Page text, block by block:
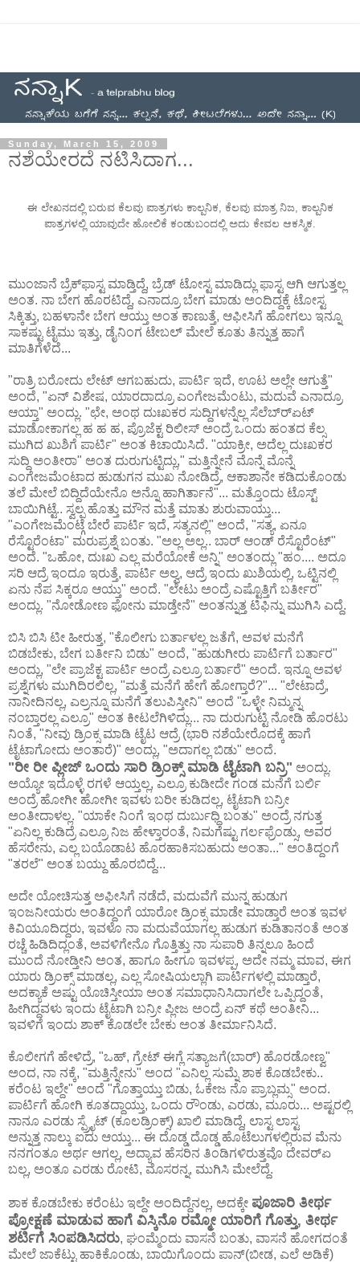
Sunday, March 15, 2009
ನಶೆಯೇರದೆ ನಟಿಸಿದಾಗ...
ಈ ಲೇಖನದಲ್ಲಿ ಬರುವ ಕೆಲವು ಪಾತ್ರಗಳು ಕಾಲ್ಪನಿಕ, ಕೆಲವು ಮಾತ್ರ ನಿಜ, ಕಾಲ್ಪನಿಕ
ಪಾತ್ರಗಳಲ್ಲಿ ಯಾವುದೇ ಹೋಲಿಕೆ ಕಂಡುಬಂದಲ್ಲಿ ಅದು ಕೇವಲ ಆಕಸ್ಮಿಕ.
ಮುಂಜಾನೆ ಬ್ರೆಕ್‌ಫಾಸ್ಟ ಮಾಡ್ತಿದ್ದೆ, ಬ್ರೆಡ್ ಟೋಸ್ಟ ಮಾಡಿದ್ಲು ಫಾಸ್ಟ ಆಗಿ ಆಗುತ್ತಲ್ಲ
ಅಂತ. ನಾ ಬೇಗ ಹೊರಟಿದ್ದೆ, ಎನಾದ್ರೂ ಬೇಗ ಮಾಡು ಅಂದಿದ್ದಕ್ಕೆ ಟೋಸ್ಟ
ಸಿಕ್ಕಿತ್ತು, ಬಹಳಾನೇ ಬೇಗ ಆಯ್ತು ಅಂತ ಕಾಣುತ್ತೆ, ಆಫೀಸಿಗೆ ಹೋಗಲು ಇನ್ನೂ
ಸಾಕಷ್ಟು ಟೈಮು ಇತ್ತು, ಡೈನಿಂಗ ಟೇಬಲ್ ಮೇಲೆ ಕೂತು ತಿನ್ನುತ್ತ ಹಾಗೆ
ಮಾತಿಗೆಳೆದೆ...
"ರಾತ್ರಿ ಬರೋದು ಲೇಟ್ ಆಗಬಹುದು, ಪಾರ್ಟಿ ಇದೆ, ಊಟ ಅಲ್ಲೇ ಆಗುತ್ತೆ"
ಅಂದೆ, "ಏನ್ ವಿಶೇಷ, ಯಾರದಾದ್ರೂ ಎಂಗೇಜಮೆಂಟು, ಮದುವೆ ಎನಾದ್ರೂ
ಆಯ್ತಾ" ಅಂದ್ಲು. "ಛೇ, ಅಂಥ ದುಃಖಕರ ಸುದ್ದಿಗಳನ್ನೆಲ್ಲ ಸೆಲೆಬ್ರ್‍ಏಟ್
ಮಾಡೋಕಾಗಲ್ಲ ಹ ಹ ಹ, ಪ್ರೊಜೆಕ್ಟ ರಿಲೀಸ್ ಅಂದ್ರೆ ಒಂದು ಹಂತದ ಕೆಲ್ಸ
ಮುಗಿದ ಖುಶಿಗೆ ಪಾರ್ಟಿ" ಅಂತ ಕಿಚಾಯಿಸಿದೆ. "ಯಾಕ್ರೀ, ಅದೆಲ್ಲ ದುಃಖಕರ
ಸುದ್ದಿ ಅಂತೀರಾ" ಅಂತ ದುರುಗುಟ್ಟಿದ್ಲು," ಮತ್ತಿನ್ನೇನೆ ಮೊನ್ನೆ ಮೊನ್ನೆ
ಎಂಗೇಜಮೆಂಟಾದ ಹುಡುಗನ ಮುಖ ನೋಡಿದ್ರೆ, ಆಕಾಶಾನೇ ಕಡಿದುಕೊಂಡು
ತಲೆ ಮೇಲೆ ಬಿದ್ದಿದೆಯೇನೊ ಅನ್ನೊ ಹಾಗಿರ್ತಾನೆ"... ಮತ್ತೊಂದು ಟೊಸ್ಟ್
ಬಾಯಿಗಿಟ್ಟೆ.. ಸ್ವಲ್ಪ ಹೊತ್ತು ಮೌನ ಮತ್ತೆ ಮಾತು ಶುರುವಾಯ್ತು...
"ಎಂಗೇಜಮೆಂಟ್ಗೆ ಬೇರೆ ಪಾರ್ಟಿ ಇದೆ, ಸತ್ಯನಲ್ಲಿ" ಅಂದೆ, "ಸತ್ಯ, ಏನೂ
ರೆಸ್ಟೊರೆಂಟಾ" ಮರುಪ್ರಶ್ನೆ ಬಂತು. "ಅಲ್ಲ ಅಲ್ಲ.. ಬಾರ್ ಆಂಡ್ ರೆಸ್ಟೊರೆಂಟ್"
ಅಂದೆ. "ಒಹೋ, ದುಃಖ ಎಲ್ಲ ಮರೆಯೋಕೆ ಅನ್ನಿ" ಅಂತಂದ್ಲು "ಹಂ.... ಅದೂ
ಸರಿ ಆದ್ರೆ ಇಂದೂ ಇರುತ್ತೆ, ಪಾರ್ಟಿ ಅಲ್ವ, ಆದ್ರೆ ಇಂದು ಖುಶಿಯಲ್ಲಿ, ಒಟ್ಟಿನಲ್ಲಿ
ಏನು ನೆಪ ಸಿಕ್ಕರೂ ಆಯ್ತು" ಅಂದೆ. "ಲೇಟು ಅಂದ್ರೆ ಎಷ್ಟೊತ್ತಿಗೆ ಬರ್ತೀರ"
ಅಂದ್ಲು. "ನೋಡೋಣ ಫೋನು ಮಾಡ್ತೇನೆ" ಅಂತನ್ನುತ್ತ ಟಿಫಿನ್ನು ಮುಗಿಸಿ ಎದ್ದೆ.
ಬಿಸಿ ಬಿಸಿ ಟೀ ಹೀರುತ್ತ, "ಕೊಲೀಗು ಬರ್ತಾಳಲ್ಲ ಜತೆಗೆ, ಅವಳ ಮನೆಗೆ
ಬಿಡಬೇಕು, ಬೇಗ ಬರ್ತೀನಿ ಬಿಡು" ಅಂದೆ, "ಹುಡುಗೀರು ಪಾರ್ಟಿಗೆ ಬರ್ತಾರ"
ಅಂದ್ಲು, "ಲೇ ಪ್ರಾಜೆಕ್ಟ ಪಾರ್ಟಿ ಅಂದ್ರೆ ಎಲ್ರೂ ಬರ್ತಾರೆ" ಅಂದೆ. ಇನ್ನೂ ಅವಳ
ಪ್ರಶ್ನೆಗಳು ಮುಗಿದಿರಲಿಲ್ಲ, "ಮತ್ತೆ ಮನೆಗೆ ಹೇಗೆ ಹೋಗ್ತಾರೆ?"... "ಲೇಟಾದ್ರೆ,
ನಾನೀದಿನಲ್ಲ, ಎಲ್ರನ್ನೂ ಮನೆಗೆ ತಲುಪಿಸ್ತೀನಿ" ಅಂದೆ "ಒಳ್ಳೇ ನಿಮ್ಮನ್ನ
ನಂಬ್ತಾರಲ್ಲ ಎಲ್ರೂ" ಅಂತ ಕೀಟಲೆಗಿಳಿದ್ಲು... ನಾ ದುರುಗುಟ್ಟಿ ನೋಡಿ ಹೊರಟು
ನಿಂತೆ, "ನೀವು ಡ್ರಿಂಕ್ಸ ಮಾಡಿ ಟೈಟ ಆದ್ರೆ (ಭಾರಿ ನಶೆಯೇರೊದಕ್ಕೆ ಹಾಗೆ
ಟೈಟಾಗೋದು ಅಂತಾರೆ)" ಅಂದ್ಲು, "ಅದಾಗಲ್ಲ ಬಿಡು" ಅಂದೆ.
"ರೀ ರೀ ಪ್ಲೀಜ್ ಒಂದು ಸಾರಿ ಡ್ರಿಂಕ್ಸ್ ಮಾಡಿ ಟೈಟಾಗಿ ಬನ್ರಿ" ಅಂದ್ಲು.
ಅಯ್ಯೋ ಇದೊಳ್ಳೆ ರಗಳೆ ಆಯ್ತಲ್ಲ, ಎಲ್ರೂ ಕುಡೀದೇ ಗಂಡ ಮನೆಗೆ ಬರ್ಲಿ
ಅಂದ್ರೆ ಹೋಗೀ ಹೋಗೀ ಇವಳು ಬರೀ ಕುಡಿದಲ್ಲ, ಟೈಟಾಗಿ ಬನ್ರೀ
ಅಂತೀದಾಳಲ್ಲ. "ಯಾಕೇ ನಿಂಗೆ ಇಂಥ ದುರ್ಬುಧ್ಧಿ ಬಂತು" ಅಂದ್ರೆ ನಗುತ್ತ
"ಏನಿಲ್ಲ ಕುಡಿದ್ರೆ ಎಲ್ರೂ ನಿಜ ಹೇಳ್ತಾರಂತೆ, ನಿಮಗೆಷ್ಟು ಗರ್ಲಫ್ರೆಂಡ್ಸು, ಅವರ
ಹೆಸರೇನು, ಎಲ್ಲ ಬಯೊಡಾಟ ಹೊರಹಾಕಿಸಬಹುದು ಅಂತಾ..." ಅಂತಿದ್ದಂಗೆ
"ತರಲೆ" ಅಂತ ಬಯ್ದು ಹೊರಬಿದ್ದೆ...
ಅದೇ ಯೋಚಿಸುತ್ತ ಅಫೀಸಿಗೆ ನಡೆದೆ, ಮದುವೆಗೆ ಮುನ್ನ ಹುಡುಗ
ಇಂಜನೀಯರು ಅಂತಿದ್ದಂಗೆ ಯಾರೋ ಡ್ರಿಂಕ್ಸ ಮಾಡೇ ಮಾಡ್ತಾರೆ ಅಂತ ಇವಳ
ಕಿವಿಯೂದಿದ್ದರು, ಇವಳೊ ನಾ ಮದುವೆಯಾಗಲ್ಲ ಹುಡುಗ ಕುಡಿತಾನಂತೆ ಅಂತ
ರಚ್ಚೆ ಹಿಡಿದಿದ್ಲಂತೆ, ಅವಳಿಗೇನೊ ಗೊತ್ತಿತ್ತು ನಾ ಸುಪಾರಿ ತಿನ್ನಲೂ ಹಿಂದೆ
ಮುಂದೆ ನೋಡ್ತೀನಿ ಅಂತ, ಹಾಗೂ ಹೀಗೂ ಇವಳಪ್ಪ, ಅದೇ ನಮ್ಮ ಮಾವ, ಈಗ
ಯಾರು ಡ್ರಿಂಕ್ಸ್ ಮಾಡಲ್ಲ, ಎಲ್ಲ ಸೋಷಿಯಲ್ಲಾಗಿ ಪಾರ್ಟಿಗಳಲ್ಲಿ ಮಾಡ್ತಾರೆ,
ಅದಕ್ಯಾಕೆ ಅಷ್ಟು ಯೊಚಿಸ್ತೀಯಾ ಅಂತ ಸಮಾಧಾನಿಸಿದಾಗಲೇ ಒಪ್ಪಿದ್ದಂತೆ,
ಹೀಗಿದ್ದವಳು ಇಂದು ಟೈಟಾಗಿ ಬನ್ರೀ ಪ್ಲೀಜ ಅಂದ್ರೆ ಏನ್ ಕಥೆ ಅಂತೀನಿ...
ಇವಳಿಗೆ ಇಂದು ಶಾಕ್ ಕೊಡಲೇ ಬೇಕು ಅಂತ ತೀರ್ಮಾನಿಸಿದೆ.
ಕೊಲೀಗಗೆ ಹೇಳಿದ್ರೆ, "ಒಹ್, ಗ್ರೇಟ್ ಈಗ್ಲೆ ಸತ್ಯಾಜಗೆ(ಬಾರ್) ಹೊರಡೋಣ್ವ"
ಅಂದ, ನಾ ನಕ್ಕೆ, "ಮತ್ತಿನ್ನೇನು" ಅಂದ "ಎನಿಲ್ಲ ಸುಮ್ನೆ ಶಾಕ ಕೊಡಬೇಕು..
ಕರೆಂಟ ಇಲ್ದೇ" ಅಂದೆ "ಗೊತ್ತಾಯ್ತು ಬಿಡು, ಓಕೇಜ ನೊ ಪ್ರಾಬ್ಲಮ್ಸ" ಅಂದ.
ಪಾರ್ಟಿಗೆ ಹೋಗಿ ಕೂತದ್ದಾಯ್ತು, ಒಂದು ರೌಂಡು, ಎರಡು, ಮೂರು... ಅಷ್ಟರಲ್ಲಿ
ನಾನೂ ಎರಡು ಸ್ಪ್ರೈಟ್ (ಕೂಲಡ್ರಿಂಕ್ಸ್) ಖಾಲಿ ಮಾಡಿದ್ದೆ, ಲಾಸ್ಟ ಲಾಸ್ಟ
ಅನ್ನುತ್ತ ನಾಲ್ಕು ಐದು ಆಯ್ತು... ಈ ದೊಡ್ಡ ದೊಡ್ಡ ಹೊಟೆಲುಗಳಲ್ಲಿರುವ ಮೆನು
ನನಗಂತೂ ಅರ್ಥ ಆಗಲ್ಲ, ಅದ್ಯಾವ ಹೆಸರಿನ ತಿಂಡಿಗಳಿರುತ್ತವೊ ದೇವರ್‍ಏ
ಬಲ್ಲ, ಅಂತೂ ಎರಡು ರೋಟಿ, ಮೊಸರನ್ನ, ಮುಗಿಸಿ ಮೇಲೆದ್ದೆ.
ಶಾಕ ಕೊಡಬೇಕು ಕರೆಂಟು ಇಲ್ದೇ ಅಂದಿದ್ದೆನಲ್ಲ, ಅದಕ್ಕೇ ಪೂಜಾರಿ ತೀರ್ಥ
ಪ್ರೋಕ್ಷಣೆ ಮಾಡುವ ಹಾಗೆ ವಿಸ್ಕಿನೊ ರಮ್ಮೋ ಯಾರಿಗೆ ಗೊತ್ತು, ತೀರ್ಥ
ಶರ್ಟಿಗೆ ಸಿಂಪಡಿಸಿದರು, ಘಂಮ್ಮೆಂದು ವಾಸನೆ ಬಂತು, ವಾಸನೆ ಹೋಗದಂತೆ
ಮೇಲೆ ಜಾಕೆಟ್ಟು ಹಾಕಿಕೊಂಡು, ಬಾಯಿಗೊಂದು ಪಾನ್(ಬೀಡ, ಎಲೆ ಅಡಿಕೆ)